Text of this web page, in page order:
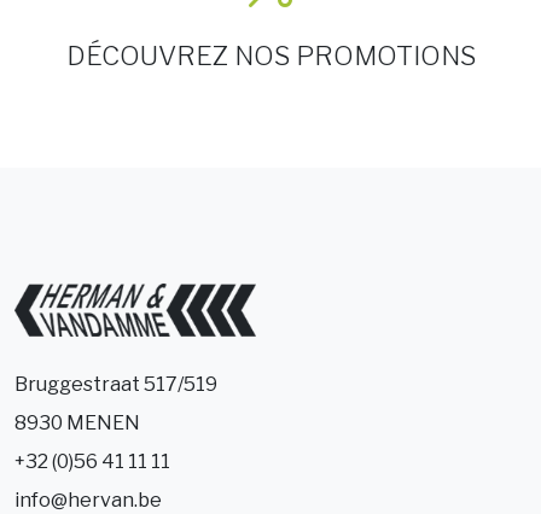
DÉCOUVREZ NOS PROMOTIONS
Bruggestraat 517/519
8930 MENEN
+32 (0)56 41 11 11
info@hervan.be